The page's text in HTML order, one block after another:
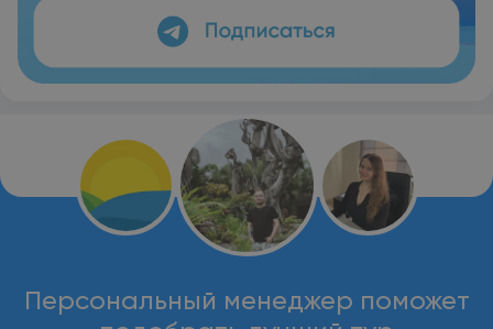
Персональный менеджер поможет